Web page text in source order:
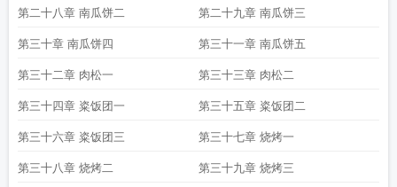
第二十八章 南瓜饼二 第二十九章 南瓜饼三
第三十章 南瓜饼四 第三十一章 南瓜饼五
第三十二章 肉松一 第三十三章 肉松二
第三十四章 粢饭团一 第三十五章 粢饭团二
第三十六章 粢饭团三 第三十七章 烧烤一
第三十八章 烧烤二 第三十九章 烧烤三